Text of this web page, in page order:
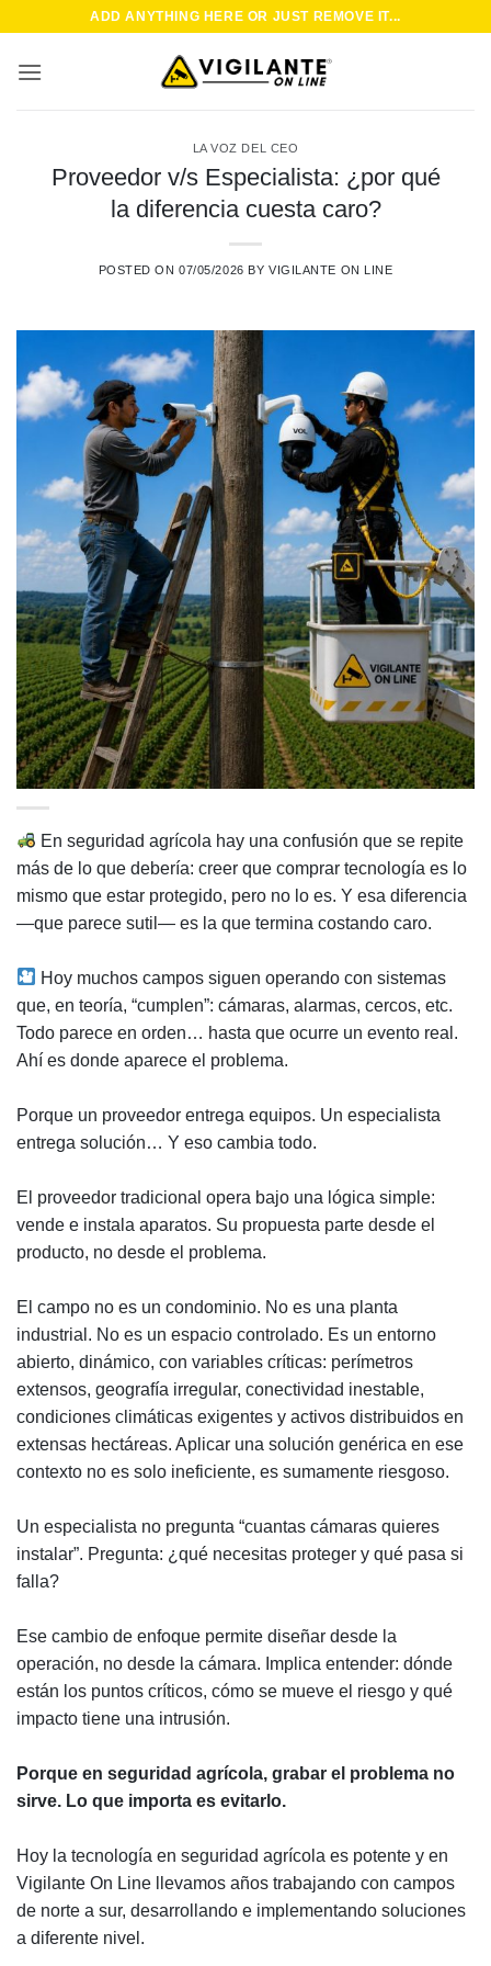
contenido
ADD ANYTHING HERE OR JUST REMOVE IT...
LA VOZ DEL CEO
Proveedor v/s Especialista: ¿por qué
la diferencia cuesta caro?
POSTED ON07/05/2026 BY VIGILANTE ON LINE
En seguridad agrícola hay una confusión que se repite
más de lo que debería: creer que comprar tecnología es lo
mismo que estar protegido, pero no lo es. Y esa diferencia
—que parece sutil— es la que termina costando caro.
Hoy muchos campos siguen operando con sistemas
que, en teoría, “cumplen”: cámaras, alarmas, cercos, etc.
Todo parece en orden… hasta que ocurre un evento real.
Ahí es donde aparece el problema.
Porque un proveedor entrega equipos. Un especialista
entrega solución… Y eso cambia todo.
El proveedor tradicional opera bajo una lógica simple:
vende e instala aparatos. Su propuesta parte desde el
producto, no desde el problema.
El campo no es un condominio. No es una planta
industrial. No es un espacio controlado. Es un entorno
abierto, dinámico, con variables críticas: perímetros
extensos, geografía irregular, conectividad inestable,
condiciones climáticas exigentes y activos distribuidos en
extensas hectáreas. Aplicar una solución genérica en ese
contexto no es solo ineficiente, es sumamente riesgoso.
Un especialista no pregunta “cuantas cámaras quieres
instalar”. Pregunta: ¿qué necesitas proteger y qué pasa si
falla?
Ese cambio de enfoque permite diseñar desde la
operación, no desde la cámara. Implica entender: dónde
están los puntos críticos, cómo se mueve el riesgo y qué
impacto tiene una intrusión.
Porque en seguridad agrícola, grabar el problema no
sirve. Lo que importa es evitarlo.
Hoy la tecnología en seguridad agrícola es potente y en
Vigilante On Line llevamos años trabajando con campos
de norte a sur, desarrollando e implementando soluciones
a diferente nivel.